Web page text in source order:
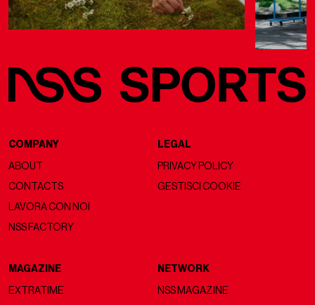
COMPANY
ABOUT
CONTACTS
LAVORA CON NOI
NSS FACTORY
LEGAL
PRIVACY POLICY
GESTISCI COOKIE
MAGAZINE
EXTRATIME
NETWORK
NSS MAGAZINE